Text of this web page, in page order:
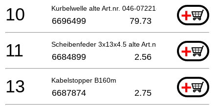
Kurbelwelle alte Art.nr. 046-07221-80 +
10 6696499 79.73
Scheibenfeder 3x13x4.5 alte Art.nr. 068-10100-20
+
11 6684899 2.56
Kabelstopper B160m +
13 6687874 2.75